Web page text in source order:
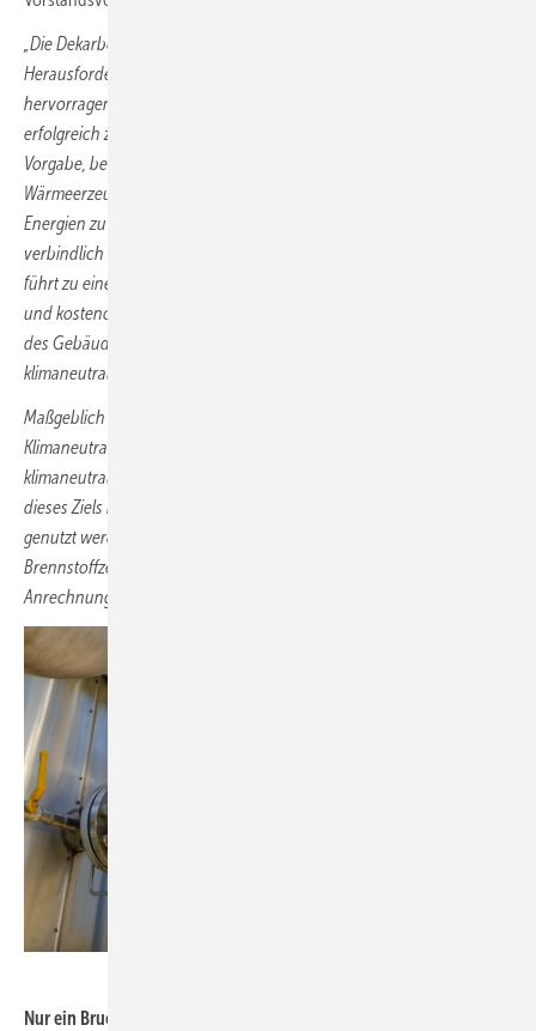
„Die Dekarbonisierung des Wärmemarkts ist eine enorme
Herausforderung für die Energiebranche. Zugleich bietet sie
hervorragende Chancen, Wasserstoff und klimaneutrale Gase
erfolgreich zu nutzen. Gut ist, dass die Bundesregierung mit der
Vorgabe, bereits ab 2024 möglichst alle neu eingebauten
Wärmeerzeuger auf Basis von mindestens 65 % erneuerbaren
Energien zu betreiben, die Klimaziele im Gebäudesektor wirksam und
verbindlich erreichen möchte. Nur ein technologieoffener Ansatz
führt zu einer technisch machbaren, sozialverträglichen sowie zeit-
und kostenoptimierten Wärmewende. Mit Blick auf die Heterogenität
des Gebäudebestands bedarf es aber auch in Zukunft verschiedener
klimaneutraler Energieträger, Infrastrukturen und Heiztechnologien.
Maßgeblich ist aus unserer Sicht das übergeordnete Ziel der
Klimaneutralität im Gebäudesektor. Daher sollten alle perspektivisch
klimaneutral betreibbaren Heiztechnologien, die zur Erreichung
dieses Ziels beitragen können, ‚auf einer Ebene‘ betrachtet und
genutzt werden dürfen. Hierzu zählen auch KWK-Anlagen,
Brennstoffzellen und Gas-Wärmepumpen sowie die anteilige
Anrechnung verschiedener Technologieoptionen.
Nur ein Bruchteil des in Deutschland erzeugten Biogases wird